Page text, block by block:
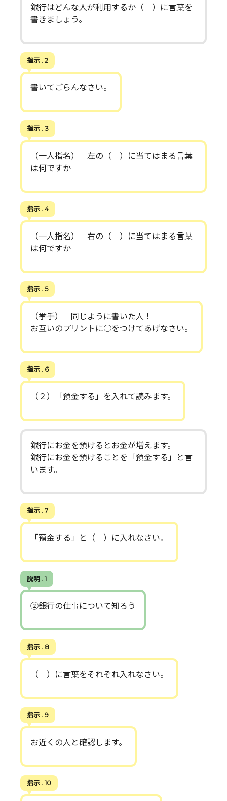
銀行はどんな人が利用するか（ ）に言葉を
書きましょう。
指示 . 2
書いてごらんなさい。
指示 . 3
（一人指名） 左の（ ）に当てはまる言葉
は何ですか
指示 . 4
（一人指名） 右の（ ）に当てはまる言葉
は何ですか
指示 . 5
（挙手） 同じように書いた人！
お互いのプリントに○をつけてあげなさい。
指示 . 6
（２）「預金する」を入れて読みます。
銀行にお金を預けるとお金が増えます。
銀行にお金を預けることを「預金する」と言
います。
指示 . 7
「預金する」と（ ）に入れなさい。
説明 . 1
②銀行の仕事について知ろう
指示 . 8
（ ）に言葉をそれぞれ入れなさい。
指示 . 9
お近くの人と確認します。
指示 . 10